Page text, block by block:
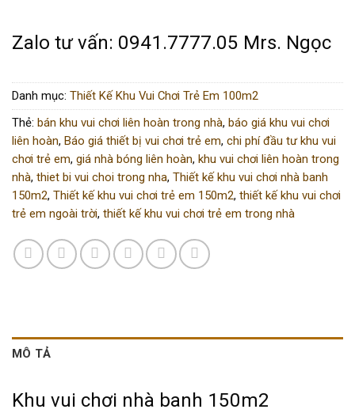
Zalo tư vấn: 0941.7777.05 Mrs. Ngọc
Danh mục: Thiết Kế Khu Vui Chơi Trẻ Em 100m2
Thẻ: bán khu vui chơi liên hoàn trong nhà, báo giá khu vui chơi
liên hoàn, Báo giá thiết bị vui chơi trẻ em, chi phí đầu tư khu vui
chơi trẻ em, giá nhà bóng liên hoàn, khu vui chơi liên hoàn trong
nhà, thiet bi vui choi trong nha, Thiết kế khu vui chơi nhà banh
150m2, Thiết kế khu vui chơi trẻ em 150m2, thiết kế khu vui chơi
trẻ em ngoài trời, thiết kế khu vui chơi trẻ em trong nhà
MÔ TẢ
Khu vui chơi nhà banh 150m2